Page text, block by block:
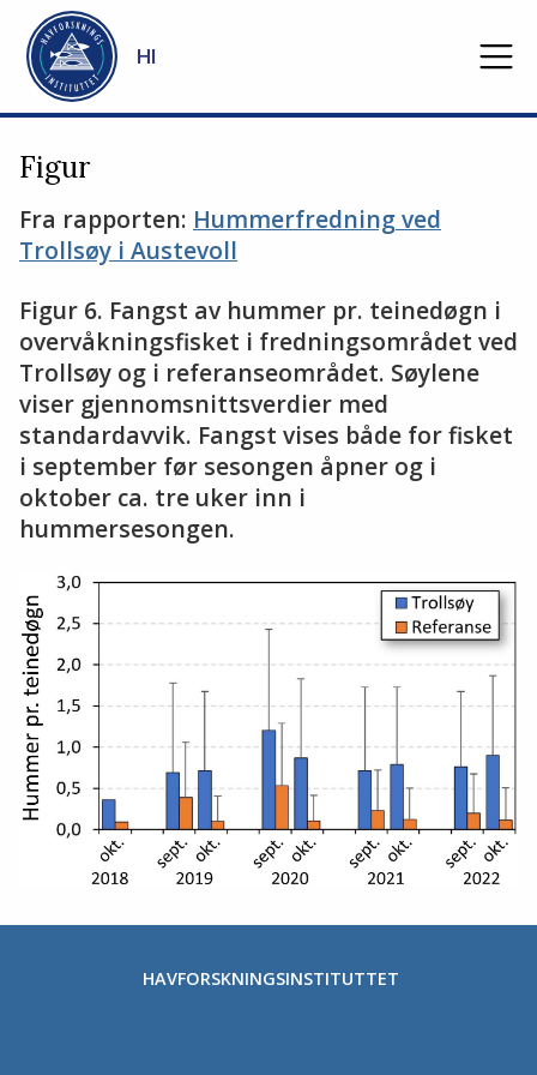
Gå til hovedinnhold
HI
Figur
Fra rapporten: Hummerfredning ved
Trollsøy i Austevoll
Figur 6. Fangst av hummer pr. teinedøgn i
overvåkningsfisket i fredningsområdet ved
Trollsøy og i referanseområdet. Søylene
viser gjennomsnittsverdier med
standardavvik. Fangst vises både for fisket
i september før sesongen åpner og i
oktober ca. tre uker inn i
hummersesongen.
HAVFORSKNINGSINSTITUTTET